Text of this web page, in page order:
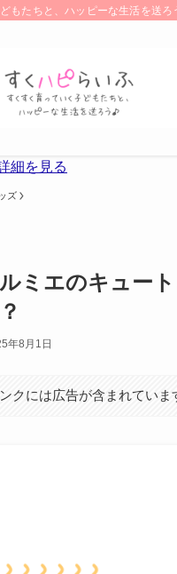
もたちと、ハッピーな生活を送ろ
細を見る
ズ
ミエのキュー
年8月1日
クには広告が含まれていま